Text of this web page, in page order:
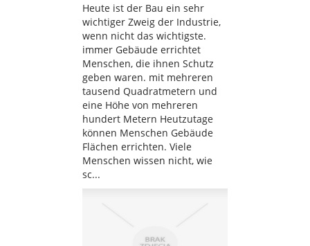
Heute ist der Bau ein sehr
wichtiger Zweig der Industrie,
wenn nicht das wichtigste.
immer Gebäude errichtet
Menschen, die ihnen Schutz
geben waren. mit mehreren
tausend Quadratmetern und
eine Höhe von mehreren
hundert Metern Heutzutage
können Menschen Gebäude
Flächen errichten. Viele
Menschen wissen nicht, wie
sc...